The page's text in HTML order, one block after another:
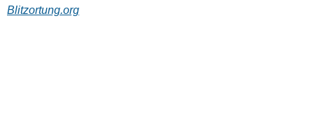
Blitzortung.org